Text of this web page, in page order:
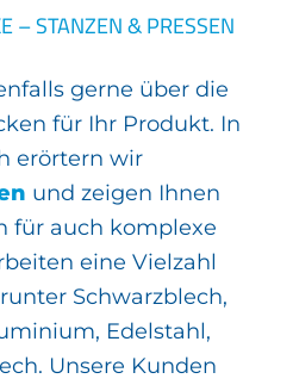
– STANZEN & PRESSEN
gerne über die
für Ihr Produkt. In
erörtern wir
und zeigen Ihnen
für auch komplexe
eine Vielzahl
Schwarzblech,
Edelstahl,
Unsere Kunden